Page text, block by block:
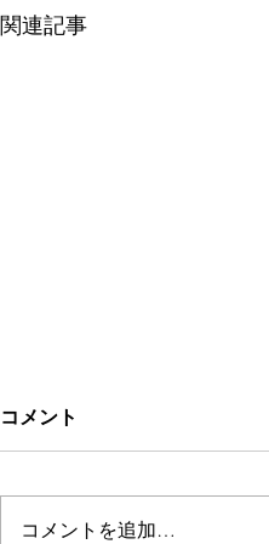
関連記事
Kitchen Rarinju
コメント
コメントを追加…